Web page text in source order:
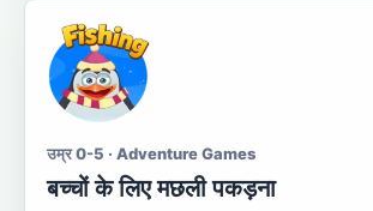
उम्र 0-5 · Adventure Games
बच्चों के लिए मछली पकड़ना